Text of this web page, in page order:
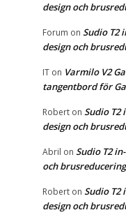
design och
Forum on Sudio T2
design och
IT on Varmilo V2
tangentbord för
Robert on Sudio
design och
Abril on Sudio T2
och brusreducering
Robert on Sudio
design och